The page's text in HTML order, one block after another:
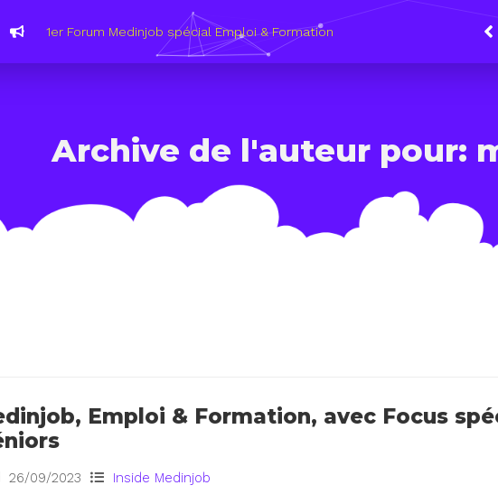
1er Forum Medinjob spécial Emploi & Formation
Archive de l'auteur pour:
Emploi & Formation, avec Focus
26/09/2023 Inside Medinjob